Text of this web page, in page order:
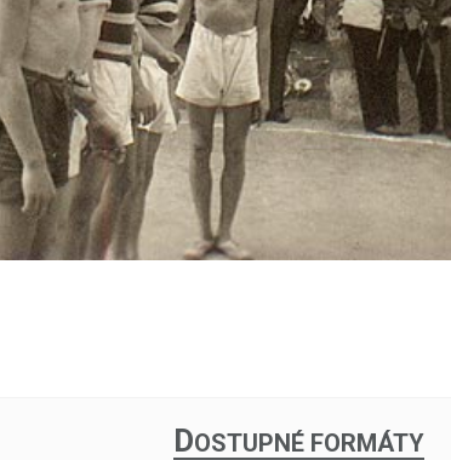
DOSTUPNÉ FORMÁTY